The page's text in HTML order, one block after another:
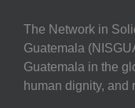
The Network in
Guatemala
Guatemala in the
human dignity, and